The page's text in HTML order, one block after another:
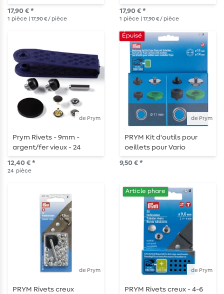
abricot
17,90 € *
1 pièce | 17,90 € / pièce
Myrtille
17,90 € *
1 pièce | 17,90 € / pièce
de Prym
Prym Rivets - 9mm -
argent/fer vieux - 24
pièces
12,40 € *
24 pièce
de Prym
Épuisé
PRYM Kit d'outils pour
oeillets pour Vario
Creative Tool - oeillets
9,50 € *
de Prym
PRYM Rivets creux
de Prym
Article phare
PRYM Rivets creux - 4-6